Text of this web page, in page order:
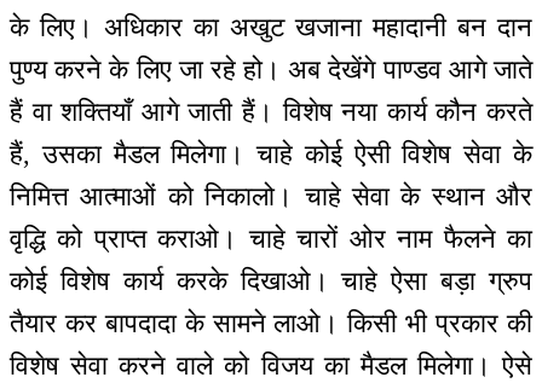
के लिए। अधिकार का अखुट खजाना महादानी बन दान
पुण्य करने के लिए जा रहे हो। अब देखेंगे पाण्डव आगे जाते
हैं वा शक्तियाँ आगे जाती हैं। विशेष नया कार्य कौन करते
हैं, उसका मैडल मिलेगा। चाहे कोई ऐसी विशेष सेवा के
निमित्त आत्माओं को निकालो। चाहे सेवा के स्थान और
वृद्धि को प्राप्त कराओ। चाहे चारों ओर नाम फैलने का
कोई विशेष कार्य करके दिखाओ। चाहे ऐसा बड़ा ग्रुप
तैयार कर बापदादा के सामने लाओ। किसी भी प्रकार की
विशेष सेवा करने वाले को विजय का मैडल मिलेगा। ऐसे